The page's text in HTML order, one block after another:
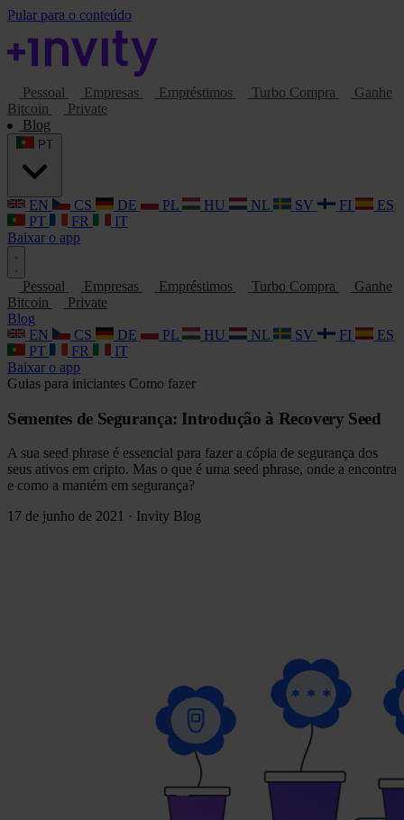
Pular para o conteúdo
Pessoal Empresas Empréstimos Turbo Compra
Ganhe
Bitcoin
Private
Blog
EN CS DE PL HU NL SV FI
ES
PT
FR
IT
Baixar o app
Pessoal Empresas Empréstimos Turbo Compra
Ganhe
Bitcoin
Private
Blog
EN
CS DE PL HU NL SV FI
ES
PT
FR
IT
Baixar o app
Guias para iniciantes Como fazer
Sementes de Segurança: Introdução à Recovery Seed
A sua seed phrase é essencial para fazer a cópia de segurança dos
seus ativos em cripto. Mas o que é uma seed phrase, onde a encontra
e como a mantém em segurança?
17 de junho de 2021 · Invity Blog